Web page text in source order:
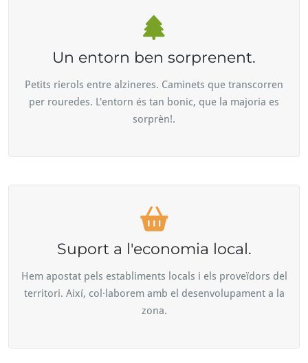
Un entorn ben sorprenent.
Petits rierols entre alzineres. Caminets que transcorren
per rouredes. L'entorn és tan bonic, que la majoria es
sorprèn!.
Suport a l'economia local.
Hem apostat pels establiments locals i els proveïdors del
territori. Així, col·laborem amb el desenvolupament a la
zona.